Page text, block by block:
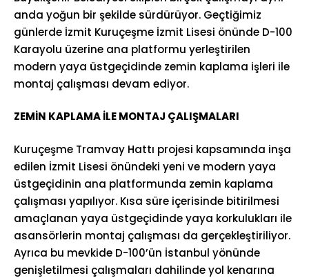
anda yoğun bir şekilde sürdürüyor. Geçtiğimiz
günlerde İzmit Kuruçeşme İzmit Lisesi önünde D-100
Karayolu üzerine ana platformu yerleştirilen
modern yaya üstgeçidinde zemin kaplama işleri ile
montaj çalışması devam ediyor.
ZEMİN KAPLAMA İLE MONTAJ ÇALIŞMALARI
Kuruçeşme Tramvay Hattı projesi kapsamında inşa
edilen İzmit Lisesi önündeki yeni ve modern yaya
üstgeçidinin ana platformunda zemin kaplama
çalışması yapılıyor. Kısa süre içerisinde bitirilmesi
amaçlanan yaya üstgeçidinde yaya korkulukları ile
asansörlerin montaj çalışması da gerçekleştiriliyor.
Ayrıca bu mevkide D-100’ün İstanbul yönünde
genişletilmesi çalışmaları dahilinde yol kenarına